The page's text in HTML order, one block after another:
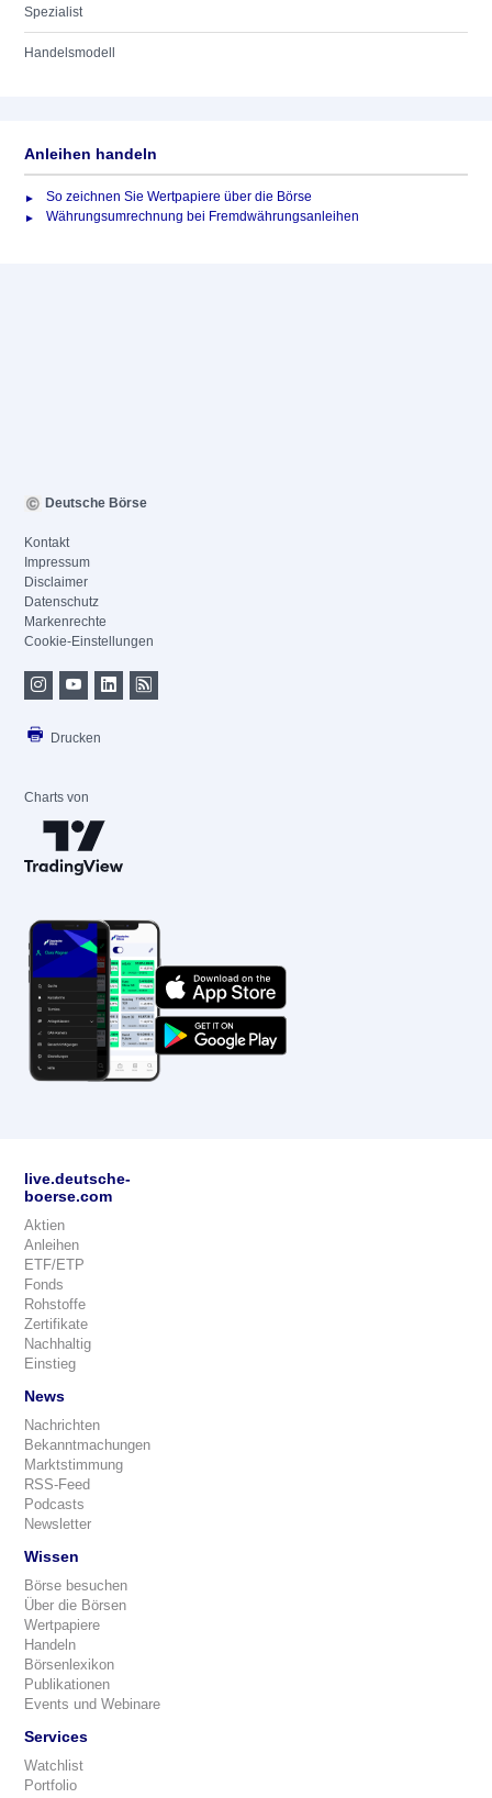
Spezialist
Handelsmodell
Anleihen handeln
So zeichnen Sie Wertpapiere über die Börse
Währungsumrechnung bei Fremdwährungsanleihen
Deutsche Börse
Kontakt
Impressum
Disclaimer
Datenschutz
Markenrechte
Cookie-Einstellungen
Drucken
Charts von
live.deutsche-
boerse.com
Aktien
Anleihen
ETF/ETP
Fonds
Rohstoffe
Zertifikate
Nachhaltig
Einstieg
News
Nachrichten
Bekanntmachungen
Marktstimmung
RSS-Feed
Podcasts
Newsletter
Wissen
Börse besuchen
Über die Börsen
Wertpapiere
Handeln
Börsenlexikon
Publikationen
Events und Webinare
Services
Watchlist
Portfolio